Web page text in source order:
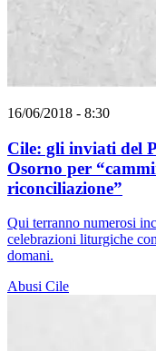
16/06/2018 - 8:30
Cile: gli inviati del
Osorno per
riconciliazione”
Qui terranno numerosi
celebrazioni liturgiche
domani.
Abusi Cile